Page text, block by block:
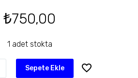
₺750,00
1 adet stokta
Sepete Ekle